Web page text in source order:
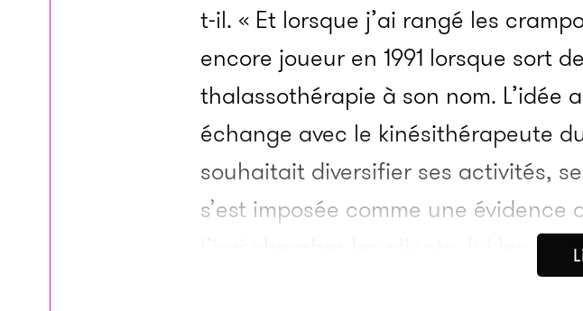
t-il. « Et lorsque j’ai rangé les
encore joueur en 1991 lorsque sort
thalassothérapie à son nom. L’idée
échange avec le kinésithérapeute
souhaitait diversifier ses activités,
s’est imposée comme une
j’irai chercher les clients, lui les
francs, « la première année a été